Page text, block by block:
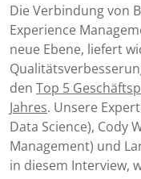
Die Verbindung von
Experience
neue Ebene, liefert
den Top 5
Jahres. Unsere
Data Science), Cody
Management) und
in diesem Interview,